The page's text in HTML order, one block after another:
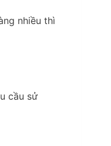
nhiều thì
cầu sử